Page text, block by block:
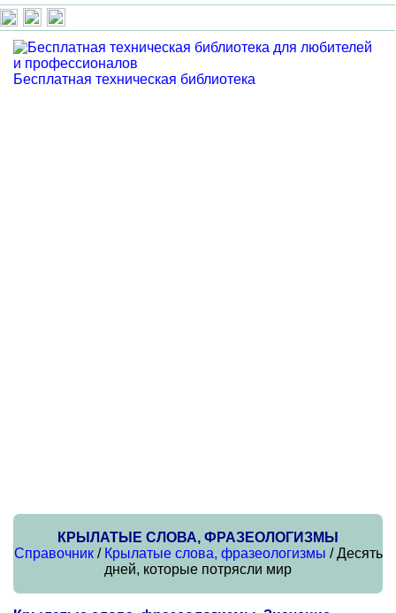
Бесплатная техническая библиотека
КРЫЛАТЫЕ СЛОВА, ФРАЗЕОЛОГИЗМЫ
Справочник/ Крылатые слова, фразеологизмы / Десять
дней, которые потрясли мир